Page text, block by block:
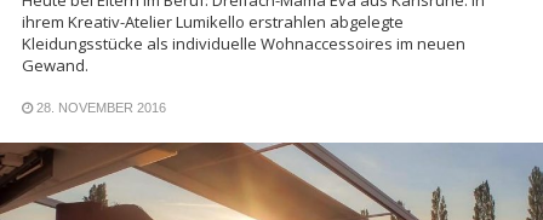
ihrem Kreativ-Atelier Lumikello erstrahlen abgelegte
Kleidungsstücke als individuelle Wohnaccessoires im neuen
Gewand.
28. NOVEMBER 2016